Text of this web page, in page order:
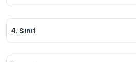
4. Sınıf